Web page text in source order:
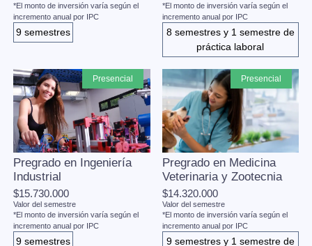
*El monto de inversión varía según el
incremento anual por IPC
9 semestres
*El monto de inversión varía según el
incremento anual por IPC
8 semestres y 1 semestre de
práctica laboral
presencial
Pregrado en Ingeniería
Industrial
$15.730.000
Valor del semestre
*El monto de inversión varía según el
incremento anual por IPC
9 semestres
presencial
Pregrado en Medicina
Veterinaria y Zootecnia
$14.320.000
Valor del semestre
*El monto de inversión varía según el
incremento anual por IPC
9 semestres y 1 semestre de